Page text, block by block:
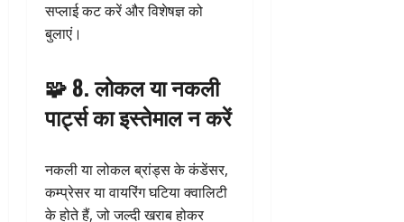
सप्लाई कट करें और विशेषज्ञ को
बुलाएं।
🧩 8. लोकल या नकली
पार्ट्स का इस्तेमाल न करें
नकली या लोकल ब्रांड्स के कंडेंसर,
कम्प्रेसर या वायरिंग घटिया क्वालिटी
के होते हैं, जो जल्दी खराब होकर